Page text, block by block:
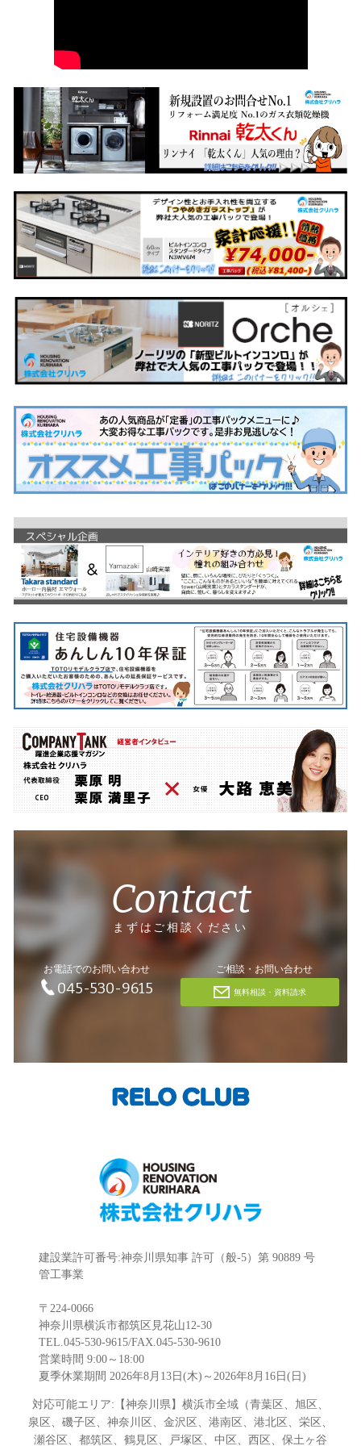
Contact
まずはご相談ください
お電話でのお問い合わせ
045-530-9615
ご相談・お問い合わせ
無料相談・資料請求
建設業許可番号:神奈川県知事 許可（般-5）第 90889 号
管工事業
〒224-0066
神奈川県横浜市都筑区見花山12-30
TEL.045-530-9615/FAX.045-530-9610
営業時間 9:00～18:00
夏季休業期間 2026年8月13日(木)～2026年8月16日(日)
対応可能エリア:【神奈川県】横浜市全域（青葉区、旭区、
泉区、磯子区、神奈川区、金沢区、港南区、港北区、栄区、
瀬谷区、都筑区、鶴見区、戸塚区、中区、西区、保土ヶ谷